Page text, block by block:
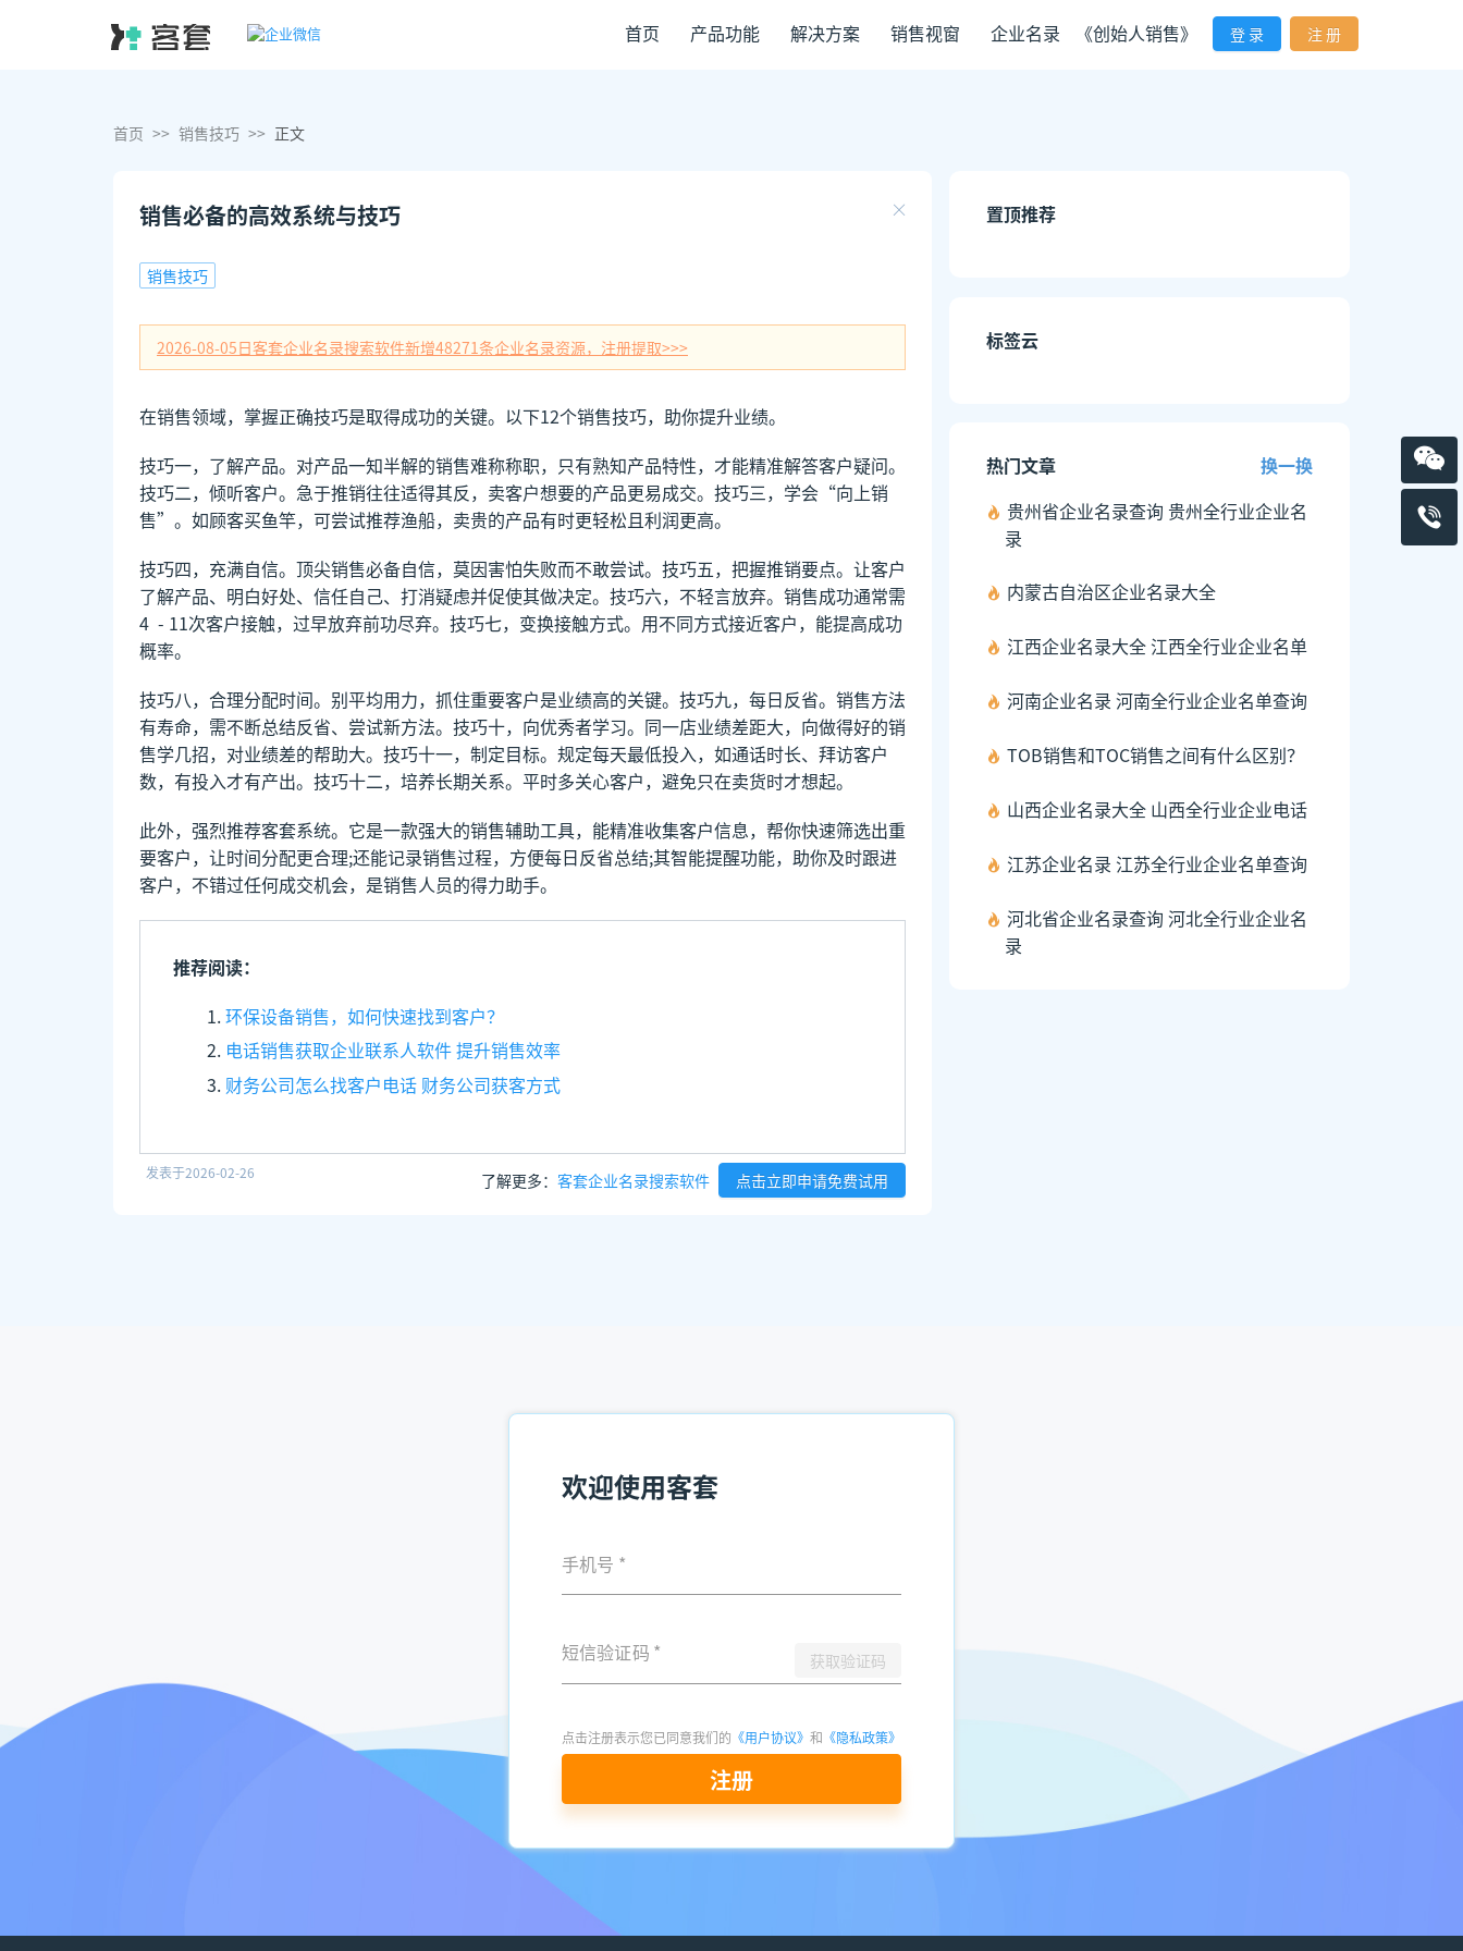
首页 产品功能 解决方案 销售视窗 企业名录 《创始人销售》 登 录 注 册
首页 >> 销售技巧 >> 正文
销售必备的高效系统与技巧
销售技巧
2026-08-05日客套企业名录搜索软件新增48271条企业名录资源，注册提取>>>
在销售领域，掌握正确技巧是取得成功的关键。以下12个销售技巧，助你提升业绩。
技巧一，了解产品。对产品一知半解的销售难称称职，只有熟知产品特性，才能精准解答客户疑问。
技巧二，倾听客户。急于推销往往适得其反，卖客户想要的产品更易成交。技巧三，学会“向上销
售”。如顾客买鱼竿，可尝试推荐渔船，卖贵的产品有时更轻松且利润更高。
技巧四，充满自信。顶尖销售必备自信，莫因害怕失败而不敢尝试。技巧五，把握推销要点。让客户
了解产品、明白好处、信任自己、打消疑虑并促使其做决定。技巧六，不轻言放弃。销售成功通常需
4 - 11次客户接触，过早放弃前功尽弃。技巧七，变换接触方式。用不同方式接近客户，能提高成功
概率。
技巧八，合理分配时间。别平均用力，抓住重要客户是业绩高的关键。技巧九，每日反省。销售方法
有寿命，需不断总结反省、尝试新方法。技巧十，向优秀者学习。同一店业绩差距大，向做得好的销
售学几招，对业绩差的帮助大。技巧十一，制定目标。规定每天最低投入，如通话时长、拜访客户
数，有投入才有产出。技巧十二，培养长期关系。平时多关心客户，避免只在卖货时才想起。
此外，强烈推荐客套系统。它是一款强大的销售辅助工具，能精准收集客户信息，帮你快速筛选出重
要客户，让时间分配更合理;还能记录销售过程，方便每日反省总结;其智能提醒功能，助你及时跟进
客户，不错过任何成交机会，是销售人员的得力助手。
推荐阅读：
环保设备销售，如何快速找到客户？
电话销售获取企业联系人软件 提升销售效率
财务公司怎么找客户电话 财务公司获客方式
发表于2026-02-26 了解更多： 客套企业名录搜索软件 点击立即申请免费试用
置顶推荐
标签云
热门文章
换一换
贵州省企业名录查询 贵州全行业企业名
录
内蒙古自治区企业名录大全
江西企业名录大全 江西全行业企业名单
河南企业名录 河南全行业企业名单查询
TOB销售和TOC销售之间有什么区别？
山西企业名录大全 山西全行业企业电话
江苏企业名录 江苏全行业企业名单查询
河北省企业名录查询 河北全行业企业名
录
欢迎使用客套
手机号 *
短信验证码 * 获取验证码
点击注册表示您已同意我们的 《用户协议》 和 《隐私政策》
注册